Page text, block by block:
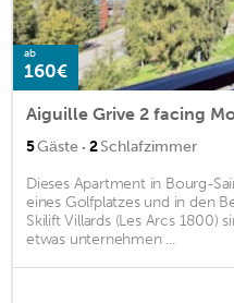
ab
160€
Aiguille Grive 2 facing
5Gäste · 2Schlafzimmer
Dieses Apartment in Bourg-
eines Golfplatzes und in den
Skilift Villards (Les Arcs 1800)
etwas unternehmen ...